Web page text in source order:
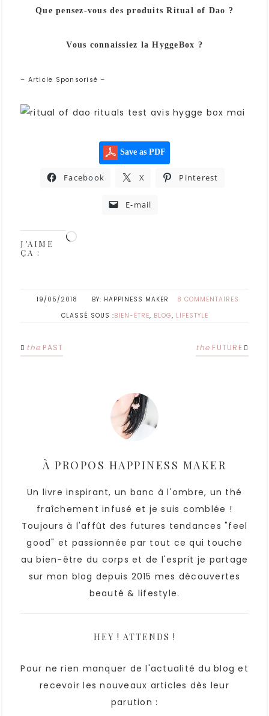
Que pensez-vous des produits Ritual of Dao ?
Vous connaissiez la HyggeBox ?
– Article Sponsorisé –
Save as PDF
Facebook X Pinterest
E-mail
J’AIME
ÇA :
19/05/2018 HAPPINESS MAKER
8 COMMENTAIRES
CLASSÉ SOUS :BIEN-ÊTRE, BLOG, LIFESTYLE
the PAST the FUTURE
À PROPOS HAPPINESS MAKER
Un livre inspirant, un banc à l'ombre, un thé
fraîchement infusé et je suis comblée !
Toujours à l'affût des futures tendances "feel
good" et passionnée par tout ce qui touche
au bien-être du corps et de l'esprit je partage
sur mon blog depuis 2015 mes découvertes
beauté & lifestyle.
HEY ! ATTENDS !
Pour ne rien manquer de l'actualité du blog et
recevoir les nouveaux articles dès leur
parution :